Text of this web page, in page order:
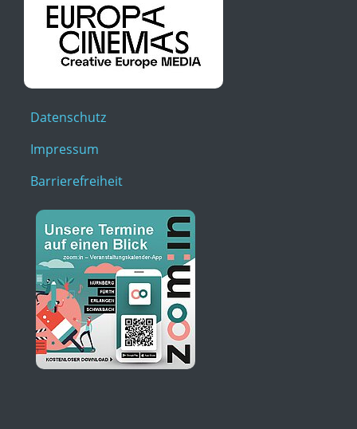
Datenschutz
Impressum
Barrierefreiheit